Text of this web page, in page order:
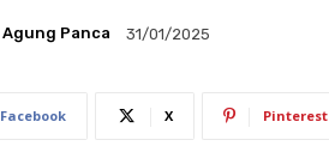
Agung Panca 31/01/2025
Facebook X Pinterest